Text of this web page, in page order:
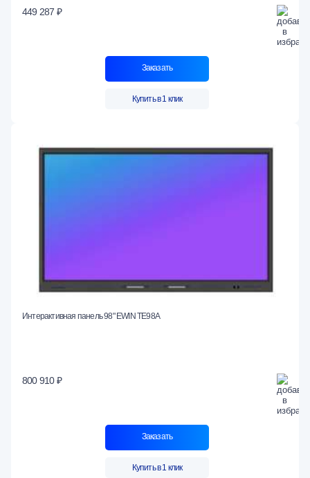
449 287 ₽
Заказать
Купить в 1 клик
Интерактивная панель 98" EWIN TE98A
800 910 ₽
Заказать
Купить в 1 клик